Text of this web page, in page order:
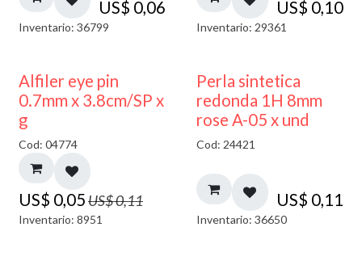
US$ 0,06
Inventario: 36799
US$ 0,10
Inventario: 29361
50% DESCUENTO
Alfiler eye pin
0.7mm x 3.8cm/SP x
g
Cod: 04774
US$ 0,05US$0,11
Inventario: 8951
Perla sintetica
redonda 1H 8mm
rose A-05 x und
Cod: 24421
US$ 0,11
Inventario: 36650